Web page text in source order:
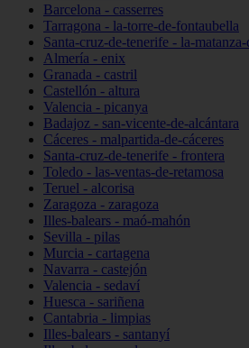
Barcelona - casserres
Tarragona - la-torre-de-fontaubella
Santa-cruz-de-tenerife - la-matanza-
Almería - enix
Granada - castril
Castellón - altura
Valencia - picanya
Badajoz - san-vicente-de-alcántara
Cáceres - malpartida-de-cáceres
Santa-cruz-de-tenerife - frontera
Toledo - las-ventas-de-retamosa
Teruel - alcorisa
Zaragoza - zaragoza
Illes-balears - maó-mahón
Sevilla - pilas
Murcia - cartagena
Navarra - castejón
Valencia - sedaví
Huesca - sariñena
Cantabria - limpias
Illes-balears - santanyí